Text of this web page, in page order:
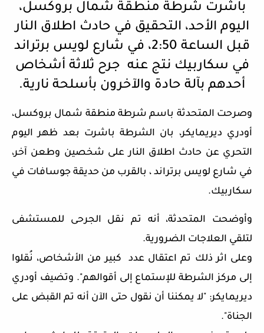
باشرت شرطة منطقة شمال بروكسل،
اليوم الأحد، التحقيق في حادث اطلاق النار
قبل الساعة 2:50، في شارع لويس برتراند
في سكاربيك نتج عنه جرح ثلاثة أشخاص
أحدهم بآلة حادة والآخرون بأسلحة نارية.
وصرحت المتحدثة باسم شرطة منطقة شمال بروكسل،
أودري ديريمايكر، بان الشرطة باشرت بعد ظهر اليوم
التحري عن حادث اطلاق النار على شخصين وطعن آخر،
في شارع لويس برتراند ، بالقرب من حديقة جوسافات في
سكاربيك.
وأوضحت المتحدثة، أنه تم نقل الجرحى للمستشفى
لتلقي العلاجات الضرورية.
وعلى اثر ذلك تم اعتقال عدد كبير من الأشخاص، نُقلوا
إلى مركز الشرطة للإستماع إلى أقوالهم". وتضيف أودري
ديريمايكر: "لا يمكننا أن نقول حتى الآن أنه تم القبض على
الجناة".